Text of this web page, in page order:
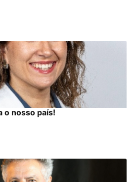
o nosso país!